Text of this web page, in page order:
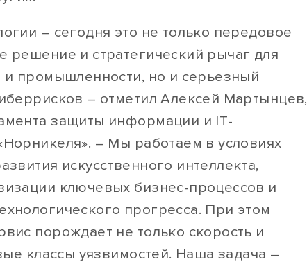
– сегодня это не только передовое
решение и стратегический рычаг для
и промышленности, но и серьезный
– отметил Алексей Мартынцев,
защиты информации и IT-
– Мы работаем в условиях
искусственного интеллекта,
ключевых бизнес-процессов и
прогресса. При этом
порождает не только скорость и
классы уязвимостей. Наша задача –